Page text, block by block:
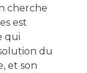
cherche
est
qui
du
et son